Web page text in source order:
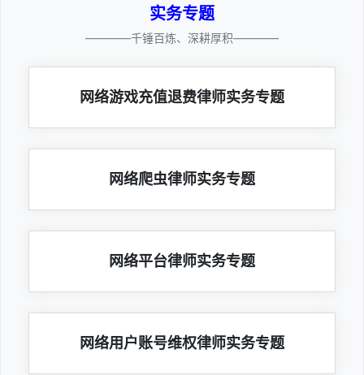
实务专题
————千锤百炼、深耕厚积————
网络游戏充值退费律师实务专题
网络爬虫律师实务专题
网络平台律师实务专题
网络用户账号维权律师实务专题